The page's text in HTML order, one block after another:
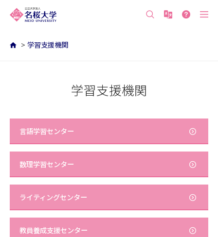
> 学習支援機関
学習支援機関
言語学習センター
数理学習センター
ライティングセンター
教員養成支援センター